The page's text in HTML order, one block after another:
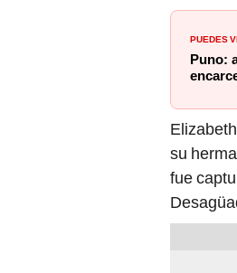
PUEDES
Puno:
su
fue